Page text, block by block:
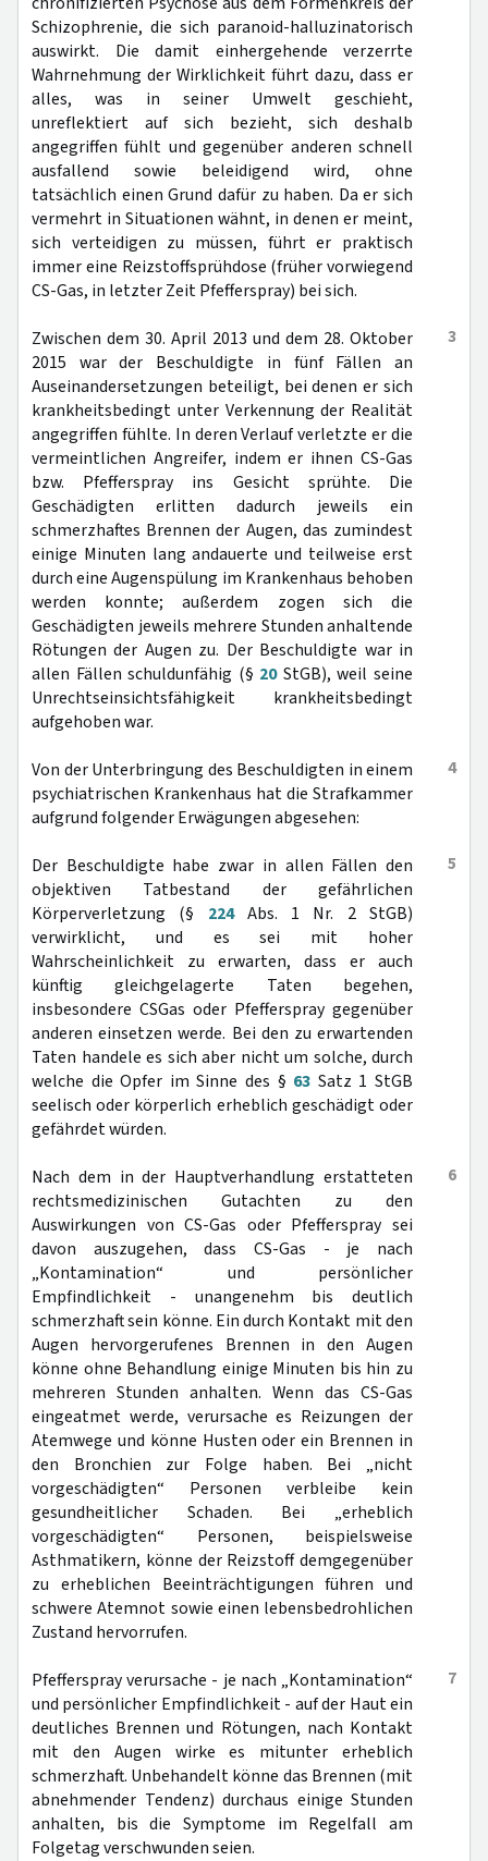
Schizophrenie, die sich paranoid-halluzinatorisch
auswirkt. Die damit einhergehende verzerrte
Wahrnehmung der Wirklichkeit führt dazu, dass er
alles, was in seiner Umwelt geschieht,
unreflektiert auf sich bezieht, sich deshalb
angegriffen fühlt und gegenüber anderen schnell
ausfallend sowie beleidigend wird, ohne
tatsächlich einen Grund dafür zu haben. Da er sich
vermehrt in Situationen wähnt, in denen er meint,
sich verteidigen zu müssen, führt er praktisch
immer eine Reizstoffsprühdose (früher vorwiegend
CS-Gas, in letzter Zeit Pfefferspray) bei sich.
3
Zwischen dem 30. April 2013 und dem 28. Oktober
2015 war der Beschuldigte in fünf Fällen an
Auseinandersetzungen beteiligt, bei denen er sich
krankheitsbedingt unter Verkennung der Realität
angegriffen fühlte. In deren Verlauf verletzte er die
vermeintlichen Angreifer, indem er ihnen CS-Gas
bzw. Pfefferspray ins Gesicht sprühte. Die
Geschädigten erlitten dadurch jeweils ein
schmerzhaftes Brennen der Augen, das zumindest
einige Minuten lang andauerte und teilweise erst
durch eine Augenspülung im Krankenhaus behoben
werden konnte; außerdem zogen sich die
Geschädigten jeweils mehrere Stunden anhaltende
Rötungen der Augen zu. Der Beschuldigte war in
allen Fällen schuldunfähig (§ 20StGB), weil seine
Unrechtseinsichtsfähigkeit krankheitsbedingt
aufgehoben war.
4
Von der Unterbringung des Beschuldigten in einem
psychiatrischen Krankenhaus hat die Strafkammer
aufgrund folgender Erwägungen abgesehen:
5
Der Beschuldigte habe zwar in allen Fällen den
objektiven Tatbestand der gefährlichen
Körperverletzung (§ 224Abs. 1 Nr. 2 StGB)
verwirklicht, und es sei mit hoher
Wahrscheinlichkeit zu erwarten, dass er auch
künftig gleichgelagerte Taten begehen,
insbesondere CSGas oder Pfefferspray gegenüber
anderen einsetzen werde. Bei den zu erwartenden
Taten handele es sich aber nicht um solche, durch
welche die Opfer im Sinne des § 63 Satz 1 StGB
seelisch oder körperlich erheblich geschädigt oder
gefährdet würden.
6
Nach dem in der Hauptverhandlung erstatteten
rechtsmedizinischen Gutachten zu den
Auswirkungen von CS-Gas oder Pfefferspray sei
davon auszugehen, dass CS-Gas - je nach
„Kontamination“ und persönlicher
Empfindlichkeit - unangenehm bis deutlich
schmerzhaft sein könne. Ein durch Kontakt mit den
Augen hervorgerufenes Brennen in den Augen
könne ohne Behandlung einige Minuten bis hin zu
mehreren Stunden anhalten. Wenn das CS-Gas
eingeatmet werde, verursache es Reizungen der
Atemwege und könne Husten oder ein Brennen in
den Bronchien zur Folge haben. Bei „nicht
vorgeschädigten“ Personen verbleibe kein
gesundheitlicher Schaden. Bei „erheblich
vorgeschädigten“ Personen, beispielsweise
Asthmatikern, könne der Reizstoff demgegenüber
zu erheblichen Beeinträchtigungen führen und
schwere Atemnot sowie einen lebensbedrohlichen
Zustand hervorrufen.
7
Pfefferspray verursache - je nach „Kontamination“
und persönlicher Empfindlichkeit - auf der Haut ein
deutliches Brennen und Rötungen, nach Kontakt
mit den Augen wirke es mitunter erheblich
schmerzhaft. Unbehandelt könne das Brennen (mit
abnehmender Tendenz) durchaus einige Stunden
anhalten, bis die Symptome im Regelfall am
Folgetag verschwunden seien.